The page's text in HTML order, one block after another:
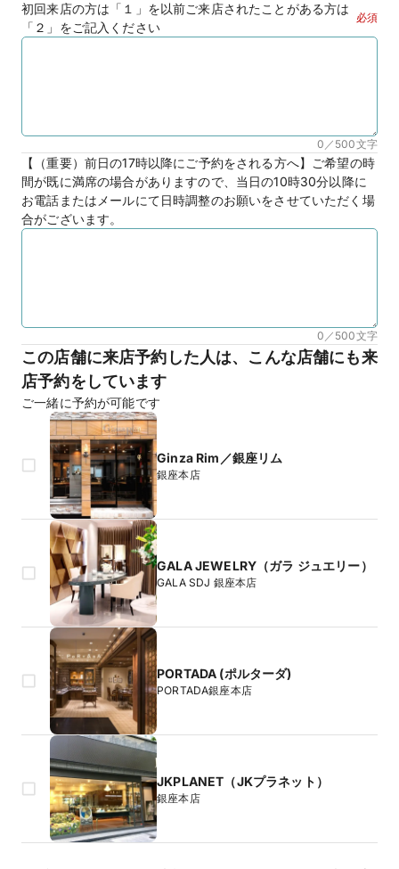
初回来店の方は「１」を以前ご来店されたことがある方は
「２」をご記入ください
必須
0／500文字
【（重要）前日の17時以降にご予約をされる方へ】ご希望の時
間が既に満席の場合がありますので、当日の10時30分以降に
お電話またはメールにて日時調整のお願いをさせていただく場
合がございます。
0／500文字
この店舗に来店予約した人は、こんな店舗にも来
店予約をしています
ご一緒に予約が可能です
Ginza Rim／銀座リム
銀座本店
GALA JEWELRY（ガラ ジュエリー）
GALA SDJ 銀座本店
PORTADA (ポルターダ)
PORTADA銀座本店
JKPLANET（JKプラネット）
銀座本店